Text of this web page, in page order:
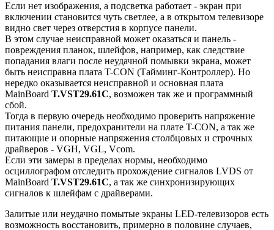
Если нет изображения, а подсветка работает - экран при
включении становится чуть светлее, а в открытом телевизоре
видно свет через отверстия в корпусе панели.
В этом случае неисправной может оказаться и панель -
повреждения планок, шлейфов, например, как следствие
попадания влаги после неудачной помывки экрана, может
быть неисправна плата T-CON (Тайминг-Контроллер). Но
нередко оказывается неисправной и основная плата
MainBoard T.VST29.61C, возможен так же и программный
сбой.
Тогда в первую очередь необходимо проверить напряжение
питания панели, предохранители на плате T-CON, а так же
питающие и опорные напряжения столбцовых и строчных
драйверов - VGH, VGL, Vcom.
Если эти замеры в пределах нормы, необходимо
осциллографом отследить прохождение сигналов LVDS от
MainBoard T.VST29.61C, а так же синхронизирующих
сигналов к шлейфам с драйверами.
Залитые или неудачно помытые экраны LED-телевизоров есть
возможность восстановить, примерно в половине случаев,